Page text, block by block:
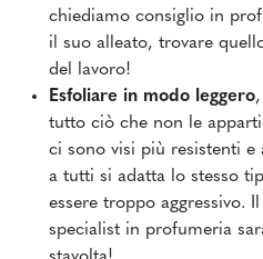
chiediamo consiglio in
il suo alleato, trovare
del lavoro!
Esfoliare in modo leggero
tutto ciò che non le
ci sono visi più resistenti
a tutti si adatta lo stesso
essere troppo aggressivo.
specialist in profumeria